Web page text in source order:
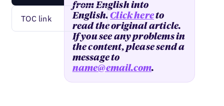
TOC link
from English into
English.Click hereto
read the original article.
If you see any problems in
the content, please send a
message to
name@email.com.